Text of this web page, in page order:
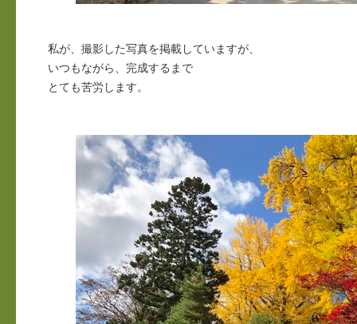
私が、撮影した写真を掲載していますが、
いつもながら、完成するまで
とても苦労します。